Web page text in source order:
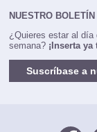
NUESTRO BOLETÍN
¿Quieres estar al día
semana? ¡Inserta
Suscríbase a